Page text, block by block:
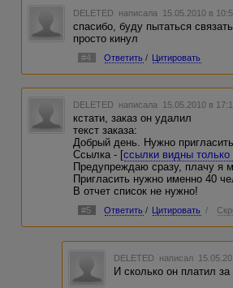
DELETED написала 15.05.2010 в
спасибо, буду пытаться
просто кинул
#4 Ответить / Цитировать
DELETED написала 15.05.2010 в
кстати, заказ он удалил
текст заказа:
Добрый день. Нужно
Ссылка - [ссылки видны
Предупреждаю сразу, плачу я
Пригласить нужно именно 40
В отчет список не нужно!
#5 Ответить / Цитировать /
DELETED написал
И сколько он платил